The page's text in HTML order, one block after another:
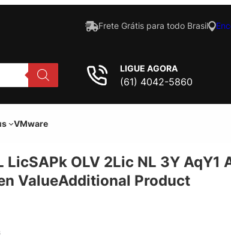
Frete Grátis para todo Brasil
LIGUE AGORA
(61) 4042-5860
VMware
LicSAPk OLV 2Lic NL 3Y AqY1
ValueAdditional Product